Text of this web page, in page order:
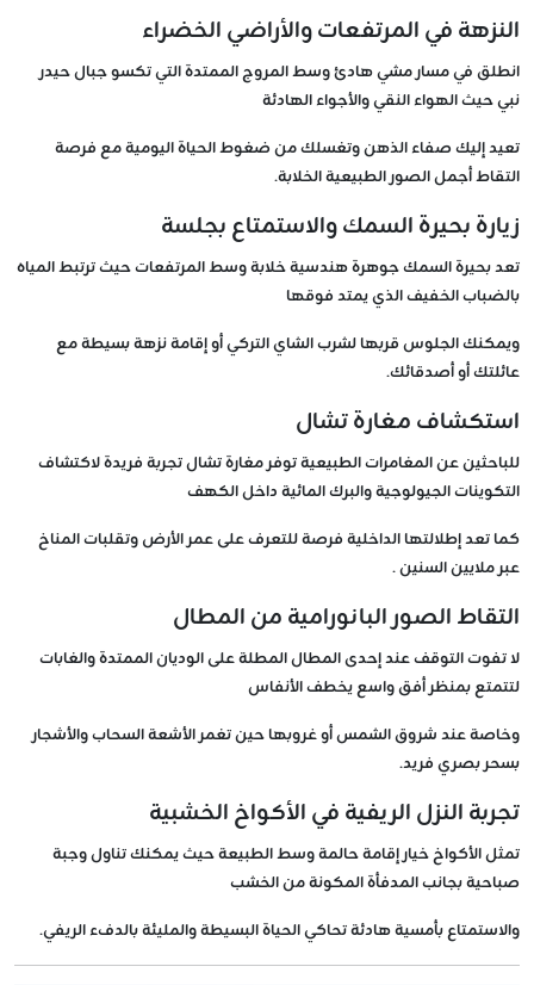
النزهة في المرتفعات والأراضي الخضراء
انطلق في مسار مشي هادئ وسط المروج الممتدة التي تكسو جبال حيدر
نبي حيث الهواء النقي والأجواء الهادئة
تعيد إليك صفاء الذهن وتغسلك من ضغوط الحياة اليومية مع فرصة
التقاط أجمل الصور الطبيعية الخلابة.
زيارة بحيرة السمك والاستمتاع بجلسة
تعد بحيرة السمك جوهرة هندسية خلابة وسط المرتفعات حيث ترتبط المياه
بالضباب الخفيف الذي يمتد فوقها
ويمكنك الجلوس قربها لشرب الشاي التركي أو إقامة نزهة بسيطة مع
عائلتك أو أصدقائك.
استكشاف مغارة تشال
للباحثين عن المغامرات الطبيعية توفر مغارة تشال تجربة فريدة لاكتشاف
التكوينات الجيولوجية والبرك المائية داخل الكهف
كما تعد إطلالتها الداخلية فرصة للتعرف على عمر الأرض وتقلبات المناخ
عبر ملايين السنين .
التقاط الصور البانورامية من المطال
لا تفوت التوقف عند إحدى المطال المطلة على الوديان الممتدة والغابات
لتتمتع بمنظر أفق واسع يخطف الأنفاس
وخاصة عند شروق الشمس أو غروبها حين تغمر الأشعة السحاب والأشجار
بسحر بصري فريد.
تجربة النزل الريفية في الأكواخ الخشبية
تمثل الأكواخ خيار إقامة حالمة وسط الطبيعة حيث يمكنك تناول وجبة
صباحية بجانب المدفأة المكونة من الخشب
والاستمتاع بأمسية هادئة تحاكي الحياة البسيطة والمليئة بالدفء الريفي.